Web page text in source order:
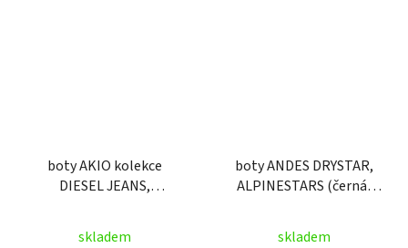
boty AKIO kolekce
DIESEL JEANS,
skladem
boty ANDES DRYSTAR,
ALPINESTARS (černá)
skladem